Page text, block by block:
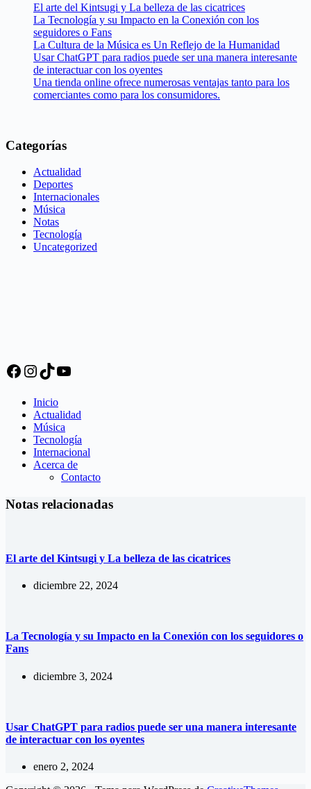
El arte del Kintsugi y La belleza de las cicatrices
La Tecnología y su Impacto en la Conexión con los
seguidores o Fans
La Cultura de la Música es Un Reflejo de la Humanidad
Usar ChatGPT para radios puede ser una manera interesante
de interactuar con los oyentes
Una tienda online ofrece numerosas ventajas tanto para los
comerciantes como para los consumidores.
Categorías
Actualidad
Deportes
Internacionales
Música
Notas
Tecnología
Uncategorized
Facebook
Instagram
TikTok
YouTube
Inicio
Actualidad
Música
Tecnología
Internacional
Acerca de
Contacto
Notas relacionadas
El arte del Kintsugi y La belleza de las cicatrices
diciembre 22, 2024
La Tecnología y su Impacto en la Conexión con los seguidores o
Fans
diciembre 3, 2024
Usar ChatGPT para radios puede ser una manera interesante
de interactuar con los oyentes
enero 2, 2024